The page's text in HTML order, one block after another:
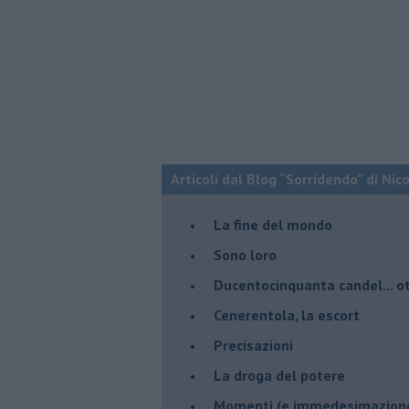
Articoli dal Blog “Sorridendo” di
La fine del mondo
Sono loro
Ducentocinquanta candel...
Cenerentola, la escort
Precisazioni
La droga del potere
Momenti (e